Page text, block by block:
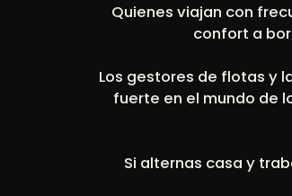
Quienes viajan con
confort a
Los gestores de flotas y
fuerte en el mundo de
Si alternas casa y